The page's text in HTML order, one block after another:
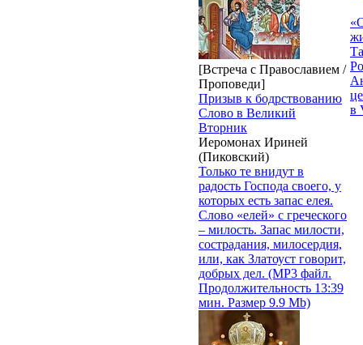
[Встреча с Православием /
Проповеди]
Призыв к бодрствованию
Слово в Великий
Вторник
Иеромонах Ириней
(Пиковский)
Только те внидут в
радость Господа своего, у
которых есть запас елея.
Слово «елей» с греческого
– милость. Запас милости,
сострадания, милосердия,
или, как Златоуст говорит,
добрых дел. (MP3 файл.
Продолжительность 13:39
мин. Размер 9.9 Mb)
в